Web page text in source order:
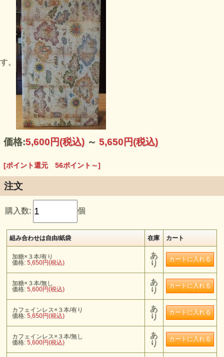
す。
価格:5,600円(税込) ～ 5,650円(税込)
[ポイント還元 56ポイント～]
注文
購入数: 個
組み合わせは自由/紙袋 在庫 カート
加糖×３本/有り
価格:5,650円(税込)
あ
り
加糖×３本/無し
価格:5,600円(税込)
あ
り
カフェインレス×３本/有り
価格:5,650円(税込)
あ
り
カフェインレス×３本/無し
価格:5,600円(税込)
あ
り